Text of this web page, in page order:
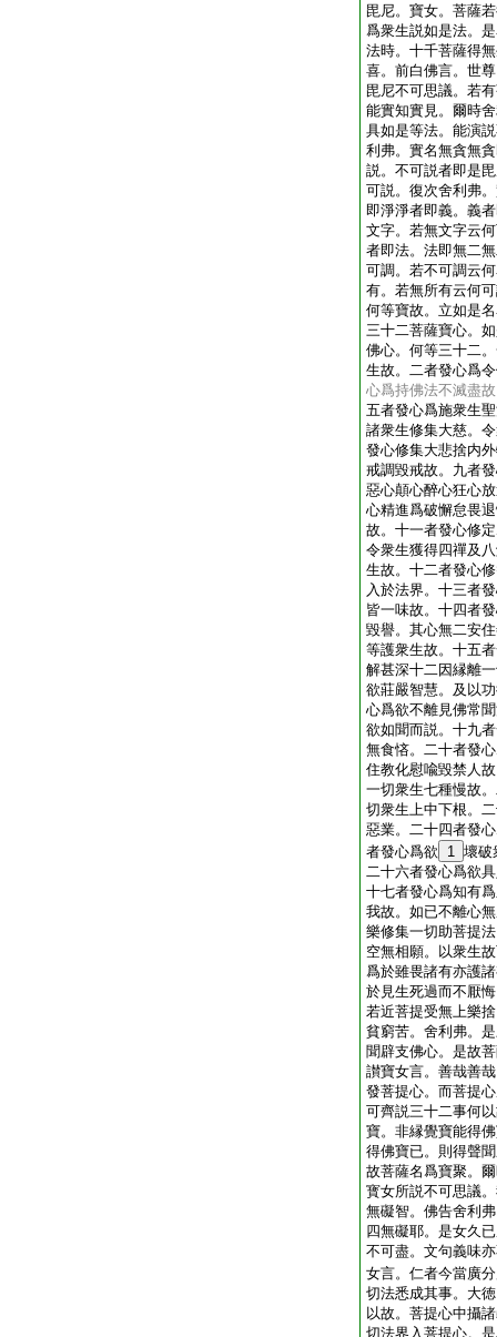
毘尼。寶女。菩薩
爲衆生説如是法。
法時。十千菩薩得
喜。前白佛言。世
毘尼不可思議。若
能實知實見。爾時
具如是等法。能演
利弗。實名無貪無
説。不可説者即是
可説。復次舍利弗
即淨淨者即義。義
文字。若無文字云
者即法。法即無二
可調。若不可調云
有。若無所有云何
何等寶故。立如是
三十二菩薩寶心。
佛心。何等三十二
生故。二者發心爲
心爲持佛法不滅盡
五者發心爲施衆生
諸衆生修集大慈。
發心修集大悲捨内
戒調毀戒故。九者
惡心顛心醉心狂心
心精進爲破懈怠畏
故。十一者發心修
令衆生獲得四禪及
生故。十二者發心
入於法界。十三者
皆一味故。十四者
毀譽。其心無二安
等護衆生故。十五
解甚深十二因縁離
欲莊嚴智慧。及以
心爲欲不離見佛常
欲如聞而説。十九
無食悋。二十者發
住教化慰喩毀禁人
一切衆生七種慢故
切衆生上中下根。
惡業。二十四者發
者發心爲欲
1 壞破
二十六者發心爲欲
十七者發心爲知有
我故。如已不離心
樂修集一切助菩提
空無相願。以衆生
爲於雖畏諸有亦護
於見生死過而不厭
若近菩提受無上樂
貧窮苦。舍利弗。
聞辟支佛心。是故
讃寶女言。善哉善
發菩提心。而菩提
可齊説三十二事何
寶。非縁覺寶能得
得佛寶已。則得聲
故菩薩名爲寶聚。
寳女所説不可思議
無礙智。佛告舍利
四無礙耶。是女久
不可盡。文句義味
女言。仁者今當廣
切法悉成其事。大
以故。菩提心中攝
切法界入菩提心。